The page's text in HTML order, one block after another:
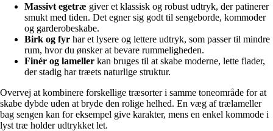
Massivt egetræ giver et klassisk og robust udtryk, der patinerer
smukt med tiden. Det egner sig godt til sengeborde, kommoder
og garderobeskabe.
Birk og fyr har et lysere og lettere udtryk, som passer til mindre
rum, hvor du ønsker at bevare rummeligheden.
Finér og lameller kan bruges til at skabe moderne, lette flader,
der stadig har træets naturlige struktur.
Overvej at kombinere forskellige træsorter i samme toneområde for at
skabe dybde uden at bryde den rolige helhed. En væg af trælameller
bag sengen kan for eksempel give karakter, mens en enkel kommode i
lyst træ holder udtrykket let.